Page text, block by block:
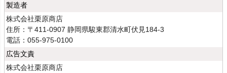
製造者
株式会社栗原商店
住所：〒411-0907 静岡県駿東郡清水町伏見184-3
電話：055-975-0100
広告文責
株式会社栗原商店